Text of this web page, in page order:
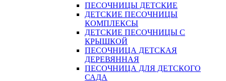
ПЕСОЧНИЦЫ ДЕТСКИЕ
ДЕТСКИЕ ПЕСОЧНИЦЫ
КОМПЛЕКСЫ
ДЕТСКИЕ ПЕСОЧНИЦЫ С
КРЫШКОЙ
ПЕСОЧНИЦА ДЕТСКАЯ
ДЕРЕВЯННАЯ
ПЕСОЧНИЦА ДЛЯ ДЕТСКОГО
САДА